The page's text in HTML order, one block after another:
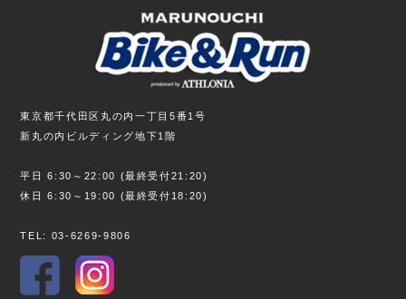
東京都千代田区丸の内一丁目5番1号
新丸の内ビルディング地下1階
平日 6:30～22:00 (最終受付21:20)
休日 6:30～19:00 (最終受付18:20)
TEL: 03-6269-9806